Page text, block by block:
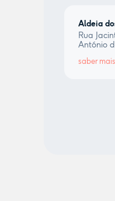
Aldeia
Rua
António
saber mais